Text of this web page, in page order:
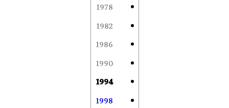
1978
1982
1986
1990
1994
1998